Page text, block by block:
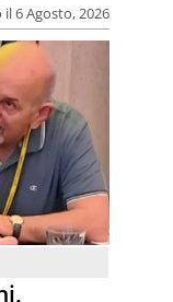
6 Agosto, 2026